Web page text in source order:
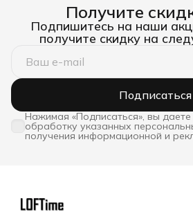
Получите
Подпишитесь на наши
получите скидку на
Подписаться
Нажимая «Подписаться», вы даете
обработку указанных
получения информационной и